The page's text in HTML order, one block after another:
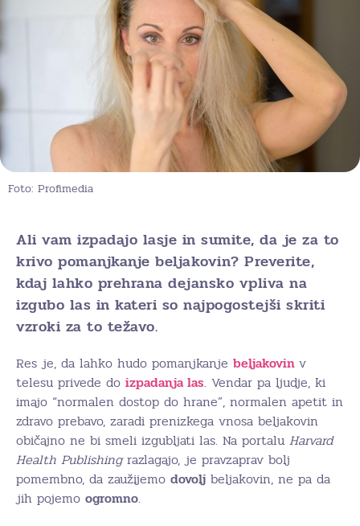
Foto: Profimedia
Ali vam izpadajo lasje in sumite, da je za to
krivo pomanjkanje beljakovin? Preverite,
kdaj lahko prehrana dejansko vpliva na
izgubo las in kateri so najpogostejši skriti
vzroki za to težavo.
Res je, da lahko hudo pomanjkanje beljakovin v
telesu privede do izpadanja las. Vendar pa ljudje, ki
imajo “normalen dostop do hrane”, normalen apetit in
zdravo prebavo, zaradi prenizkega vnosa beljakovin
običajno ne bi smeli izgubljati las. Na portalu Harvard
Health Publishingrazlagajo, je pravzaprav bolj
pomembno, da zaužijemo dovolj beljakovin, ne pa da
jih pojemo ogromno.